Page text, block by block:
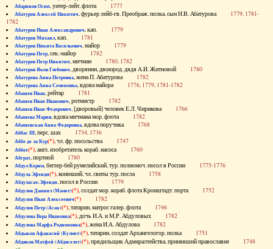
Абаринов Осип, унтер-лейт. флота 1777
Абатуров Алексей Никитич, фурьер лейб-гв. Преображ. полка, сын Н.В. Абатурова 1779, 1781-
1782
Абатуров Иван Александрович, кап. 1779
Абатуров Михаил, кап. 1781
Абатуров Никита Васильевич, майор 1779
Абатуров Петр, сек.-майор 1782
Абатуров Петр Никитич, мичман 1780, 1782
Абатуров Яков Глебович, дворянин, двоюрод. дядя А.И. Житновой 1780
Абатурова Анна Петровна, жена П. Абатурова 1782
Абатурова Анна Семеновна, вдова майора 1776, 1779, 1781-1782
Абашев Иван, рейтар 1781
Абашев Иван Иванович, ротмистр 1782
Абашев Иван Федорович, [дворовый] человек Е.Л. Чирикова 1766
Абашева Мария, вдова мичмана мор. флота 1782
Абашевская Анна Федоровна, вдова поручика 1768
Аббас III, перс. шах 1734, 1736
Аббе де ла Кур(*), чл. фр. посольства 1747
Аббот(*), англ. изобретатель кораб. насоса 1760
Абграт, портной 1780
Абдул Керим, беглер-бей румелийский, тур. полномоч. посол в России 1775-1776
Абдула Эфенди(*), конюший, чл. свиты тур. посла 1758
Абдуласах-Эфенди, посол в России 1779
Абдулов Даниил (Мамет)(*), солдат мор. кораб. флота Кронштадт. порта 1752
Абдулов Иван Алексеевич(*) 1782
Абдулов Петр (Асак)(*), татарин, матрос галер. флота 1746
Абдулова Вера Ивановна(*), дочь И.А. и М.Р. Абдуловых 1782
Абдулова Марфа Родионовна(*), жена И.А. Абдулова 1782
Абдыков Афанасий (Кулмет)(*), татарин, солдат Архангелогор. полка 1751
Абдяков Матфей (Абдяселет)(*), прядильщик Адмиралтейства, принявший православие 1748